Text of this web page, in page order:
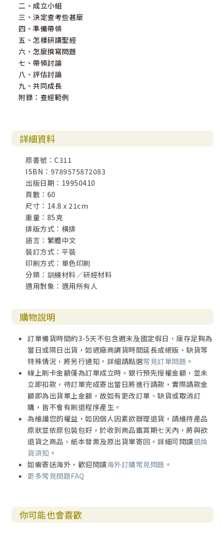
二、成立小組
三、決定查考些甚麼
四、準備帶領
五、怎樣研讀聖經
六、怎麼撰寫問題
七、帶領討論
八、評估討論
九、共同成長
附錄：查經範例
詳細資料
原書號：C311
ISBN：9789575872083
出版日期：19950410
頁數：60
尺寸：14.8 x 21cm
重量：85克
排版方式：橫排
語言：繁體中文
裝訂方式：平裝
印刷方式：單色印刷
分類：訓練材料／研經材料
適用對象：適用所有人
購物說明
訂單備貨時間約3-5天不包含週末及國定假日，庫存足夠為
當日或隔日出貨，如遇廠商調貨時間延長或絕版、缺貨等
特殊情況，將另行通知。詳細請點選常見訂單問題 。
線上刷卡金額僅為訂單成立時，銀行預先授權金額，並未
立即扣款，待訂單完成寄出當日將進行請款，實際請款金
額即為出貨單上金額，故如有更改訂單、缺貨或取消訂
購，皆不會有刷退程序產生。
為維護您的權益，如因個人因素欲辦理退貨，請維持產品
原狀並依原包裝包好，於收到商品鑑賞期七天內，將與欲
退貨之商品、紙本發票及原出貨單寄回。詳細可閱讀退換
貨須知 。
如需寄送海外，歡迎閱讀海外訂購常見問題 。
更多常見問題FAQ
你可能也會喜歡